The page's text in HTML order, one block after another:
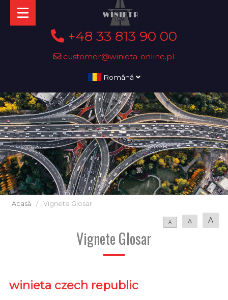
+48 33 813 90 00
customer@winieta-online.pl
Română
Acasă / Vignete Glosar
A A A
Vignete Glosar
winieta czech republic